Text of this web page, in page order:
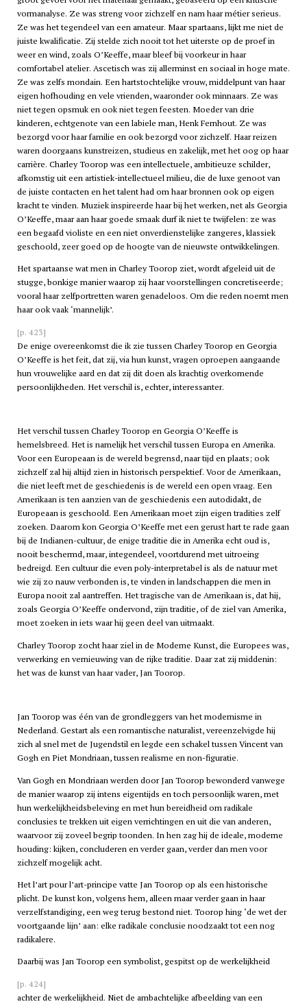
vormanalyse. Ze was streng voor zichzelf en nam haar métier serieus.
Ze was het tegendeel van een amateur. Maar spartaans, lijkt me niet de
juiste kwalificatie. Zij stelde zich nooit tot het uiterste op de proef in
weer en wind, zoals O’Keeffe, maar bleef bij voorkeur in haar
comfortabel atelier. Ascetisch was zij allerminst en sociaal in hoge mate.
Ze was zelfs mondain. Een hartstochtelijke vrouw, middelpunt van haar
eigen hofhouding en vele vrienden, waaronder ook minnaars. Ze was
niet tegen opsmuk en ook niet tegen feesten. Moeder van drie
kinderen, echtgenote van een labiele man, Henk Fernhout. Ze was
bezorgd voor haar familie en ook bezorgd voor zichzelf. Haar reizen
waren doorgaans kunstreizen, studieus en zakelijk, met het oog op haar
carrière. Charley Toorop was een intellectuele, ambitieuze schilder,
afkomstig uit een artistiek-intellectueel milieu, die de luxe genoot van
de juiste contacten en het talent had om haar bronnen ook op eigen
kracht te vinden. Muziek inspireerde haar bij het werken, net als Georgia
O’Keeffe, maar aan haar goede smaak durf ik niet te twijfelen: ze was
een begaafd violiste en een niet onverdienstelijke zangeres, klassiek
geschoold, zeer goed op de hoogte van de nieuwste ontwikkelingen.
Het spartaanse wat men in Charley Toorop ziet, wordt afgeleid uit de
stugge, bonkige manier waarop zij haar voorstellingen concretiseerde;
vooral haar zelfportretten waren genadeloos. Om die reden noemt men
haar ook vaak ‘mannelijk’.
[p. 423]
De enige overeenkomst die ik zie tussen Charley Toorop en Georgia
O’Keeffe is het feit, dat zij, via hun kunst, vragen oproepen aangaande
hun vrouwelijke aard en dat zij dit doen als krachtig overkomende
persoonlijkheden. Het verschil is, echter, interessanter.
Het verschil tussen Charley Toorop en Georgia O’Keeffe is
hemelsbreed. Het is namelijk het verschil tussen Europa en Amerika.
Voor een Europeaan is de wereld begrensd, naar tijd en plaats; ook
zichzelf zal hij altijd zien in historisch perspektief. Voor de Amerikaan,
die niet leeft met de geschiedenis is de wereld een open vraag. Een
Amerikaan is ten aanzien van de geschiedenis een autodidakt, de
Europeaan is geschoold. Een Amerikaan moet zijn eigen tradities zelf
zoeken. Daarom kon Georgia O’Keeffe met een gerust hart te rade gaan
bij de Indianen-cultuur, de enige traditie die in Amerika echt oud is,
nooit beschermd, maar, integendeel, voortdurend met uitroeing
bedreigd. Een cultuur die even poly-interpretabel is als de natuur met
wie zij zo nauw verbonden is, te vinden in landschappen die men in
Europa nooit zal aantreffen. Het tragische van de Amerikaan is, dat hij,
zoals Georgia O’Keeffe ondervond, zijn traditie, of de ziel van Amerika,
moet zoeken in iets waar hij geen deel van uitmaakt.
Charley Toorop zocht haar ziel in de Moderne Kunst, die Europees was,
verwerking en vernieuwing van de rijke traditie. Daar zat zij middenin:
het was de kunst van haar vader, Jan Toorop.
Jan Toorop was één van de grondleggers van het modernisme in
Nederland. Gestart als een romantische naturalist, vereenzelvigde hij
zich al snel met de Jugendstil en legde een schakel tussen Vincent van
Gogh en Piet Mondriaan, tussen realisme en non-figuratie.
Van Gogh en Mondriaan werden door Jan Toorop bewonderd vanwege
de manier waarop zij intens eigentijds en toch persoonlijk waren, met
hun werkelijkheidsbeleving en met hun bereidheid om radikale
conclusies te trekken uit eigen verrichtingen en uit die van anderen,
waarvoor zij zoveel begrip toonden. In hen zag hij de ideale, moderne
houding: kijken, concluderen en verder gaan, verder dan men voor
zichzelf mogelijk acht.
Het l’art pour l’art-principe vatte Jan Toorop op als een historische
plicht. De kunst kon, volgens hem, alleen maar verder gaan in haar
verzelfstandiging, een weg terug bestond niet. Toorop hing ‘de wet der
voortgaande lijn’ aan: elke radikale conclusie noodzaakt tot een nog
radikalere.
Daarbij was Jan Toorop een symbolist, gespitst op de werkelijkheid
[p. 424]
achter de werkelijkheid. Niet de ambachtelijke afbeelding van een